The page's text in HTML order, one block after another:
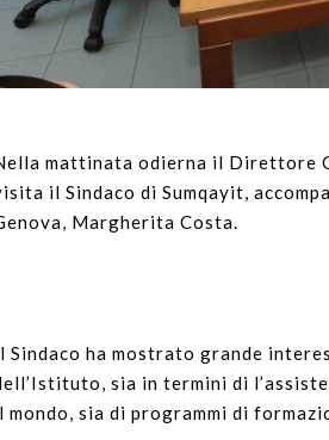
mattinata odierna il Direttore
il Sindaco di Sumqayit,
Margherita Costa.
Sindaco ha mostrato grande
sia in termini di
mondo, sia di programmi di